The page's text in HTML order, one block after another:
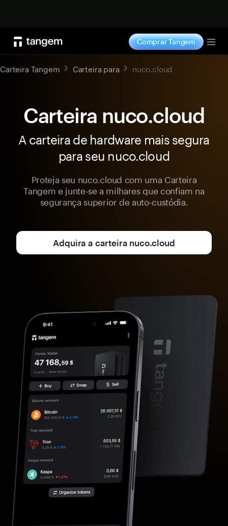
Comprar Tangem
Carteira Tangem Carteira para nuco.cloud
Carteira nuco.cloud
A carteira de hardware mais segura
para seu nuco.cloud
Proteja seu nuco.cloud com uma Carteira
Tangem e junte-se a milhares que confiam na
segurança superior de auto-custódia.
Adquira a carteira nuco.cloud